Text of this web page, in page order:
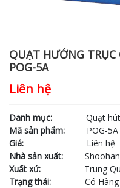
QUẠT HƯỚNG
POG-5A
Liên hệ
Danh mục: Quạt hút
Mã sản phẩm: POG-5A
Giá:
Liên hệ
Nhà sản xuất: Shoohan
Xuất xứ: Trung
Trạng thái: Có Hàng